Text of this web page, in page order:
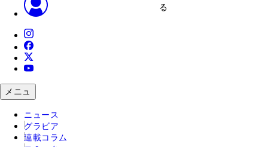
る
メニュ
ニュース
グラビア
連載コラム